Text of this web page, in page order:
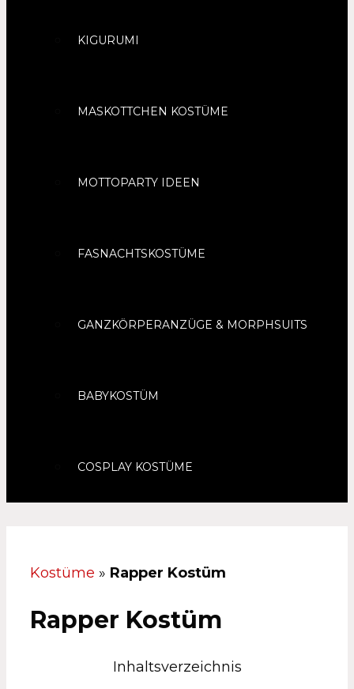
KIGURUMI
MASKOTTCHEN KOSTÜME
MOTTOPARTY IDEEN
FASNACHTSKOSTÜME
GANZKÖRPERANZÜGE & MORPHSUITS
BABYKOSTÜM
COSPLAY KOSTÜME
Kostüme » Rapper Kostüm
Rapper Kostüm
Inhaltsverzeichnis